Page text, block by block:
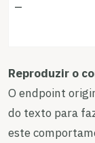
—
Reproduzir o
O endpoint
do texto para
este